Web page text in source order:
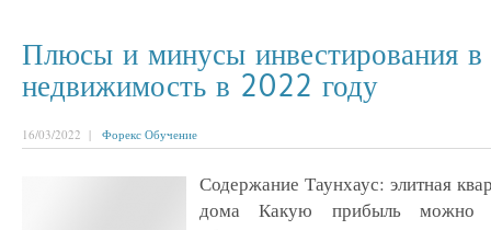
Плюсы и минусы инвестирования в
недвижимость в 2022 году
16/03/2022 | Форекс Обучение
Содержание Таунхаус: элитная
дома Какую прибыль можно